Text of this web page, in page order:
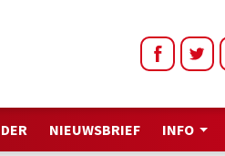
NIEUWSBRIEF INFO